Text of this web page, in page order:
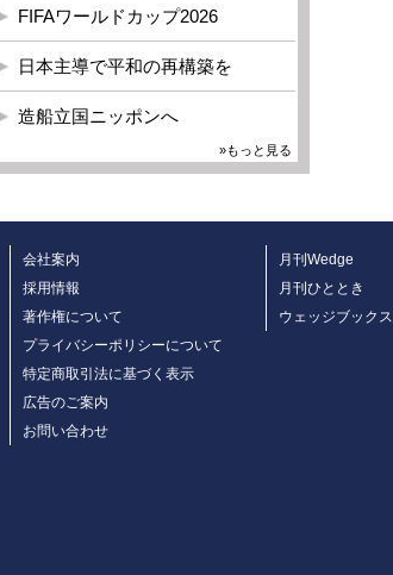
FIFAワールドカップ2026
日本主導で平和の再構築を
造船立国ニッポンへ
»もっと見る
会社案内
採用情報
著作権について
プライバシーポリシーについて
特定商取引法に基づく表示
広告のご案内
お問い合わせ
月刊Wedge
月刊ひととき
ウェッジブックス